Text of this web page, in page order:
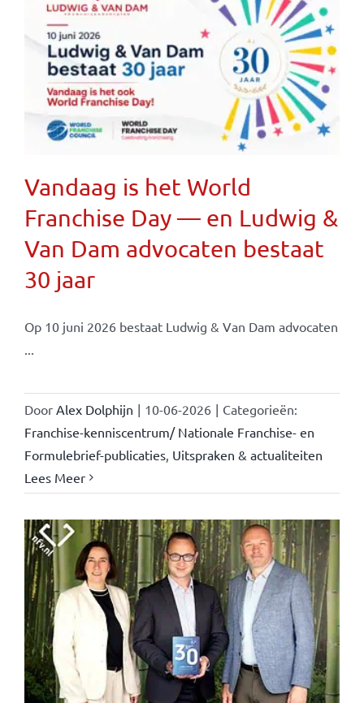
Vandaag is het World
Franchise Day — en Ludwig &
Van Dam advocaten bestaat
30 jaar
Op 10 juni 2026 bestaat Ludwig & Van Dam advocaten
Door Alex Dolphijn | 10-06-2026 | Categorieën:
Franchise-kenniscentrum/ Nationale Franchise- en
Formulebrief-publicaties, Uitspraken & actualiteiten
Lees Meer